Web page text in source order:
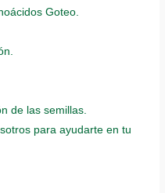
Goteo.
de las semillas.
para ayudarte en tu